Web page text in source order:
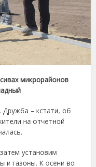
микрорайонов
Дружба – кстати, об
на отчетной
установим
и газоны. К осени во